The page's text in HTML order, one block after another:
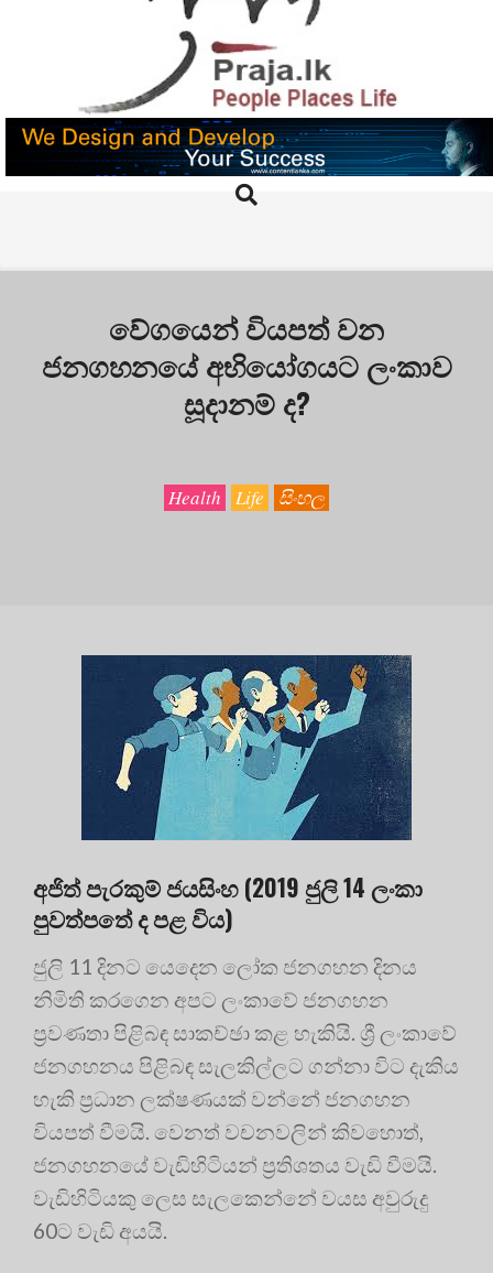
PRAJA.LK
Search
වේගයෙන් වියපත් වන
ජනගහනයේ අභියෝගයට ලංකාව
සූදානම් ද?
Health Life සිංහල
අජිත් පැරකුම් ජයසිංහ (2019 ජුලි 14 ලංකා
පුවත්පතේ ද පළ විය)
ජුලි 11 දිනට යෙදෙන ලෝක ජනගහන දිනය
නිමිති කරගෙන අපට ලංකාවේ ජනගහන
ප්‍ර‍වණතා පිළිබඳ සාකච්ඡා කළ හැකියි. ශ්‍රී ලංකාවේ
ජනගහනය පිළිබඳ සැලකිල්ලට ගන්නා විට දැකිය
හැකි ප්‍ර‍ධාන ලක්ෂණයක් වන්නේ ජනගහන
වියපත් වීමයි. වෙනත් වචනවලින් කිවහොත්,
ජනගහනයේ වැඩිහිටියන් ප්‍ර‍තිශතය වැඩි වීමයි.
වැඩිහිටියකු ලෙස සැලකෙන්නේ වයස අවුරුදු
60ට වැඩි අයයි.